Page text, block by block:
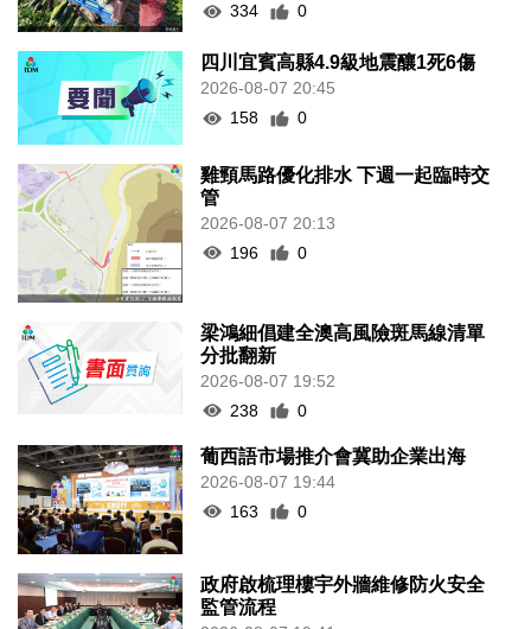
334
0
四川宜賓高縣4.9級地震釀1死6傷
2026-08-07 20:45
158
0
雞頸馬路優化排水 下週一起臨時交
管
2026-08-07 20:13
196
0
梁鴻細倡建全澳高風險斑馬線清單
分批翻新
2026-08-07 19:52
238
0
葡西語市場推介會冀助企業出海
2026-08-07 19:44
163
0
政府啟梳理樓宇外牆維修防火安全
監管流程